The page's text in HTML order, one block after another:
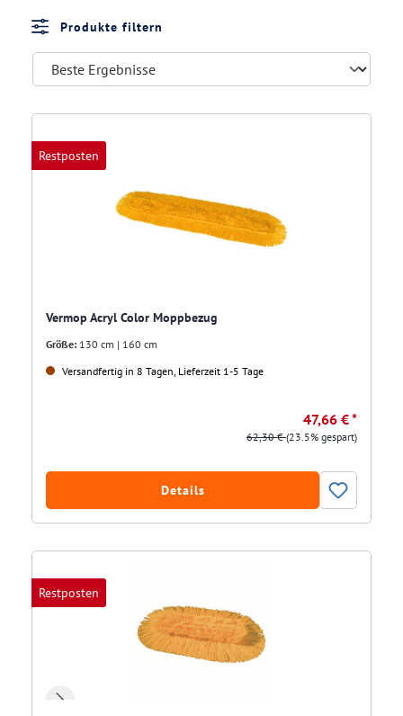
Produkte filtern
Restposten
Vermop Acryl Color Moppbezug
Größe: 130 cm | 160 cm
Versandfertig in 8 Tagen, Lieferzeit 1-5 Tage
47,66 € *
62,30 €(23.5% gespart)
Details
Restposten